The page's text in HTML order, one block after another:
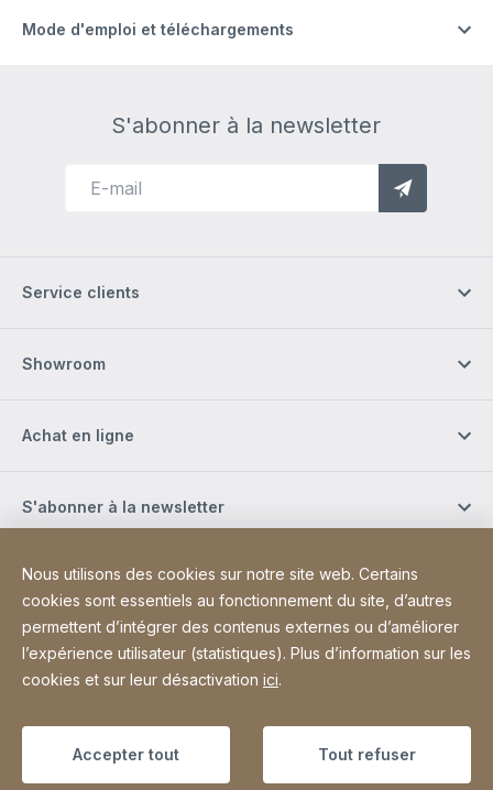
Mode d'emploi et téléchargements
S'abonner à la newsletter
Service clients
Showroom
Achat en ligne
S'abonner à la newsletter
Réseaux sociaux
Site Web
[Website information]
Plan du site
Copyright © 2026
Nous utilisons des cookies sur notre site web. Certains
cookies sont essentiels au fonctionnement du site, d’autres
permettent d’intégrer des contenus externes ou d’améliorer
l’expérience utilisateur (statistiques). Plus d’information sur les
cookies et sur leur désactivation ici.
Accepter tout Tout refuser